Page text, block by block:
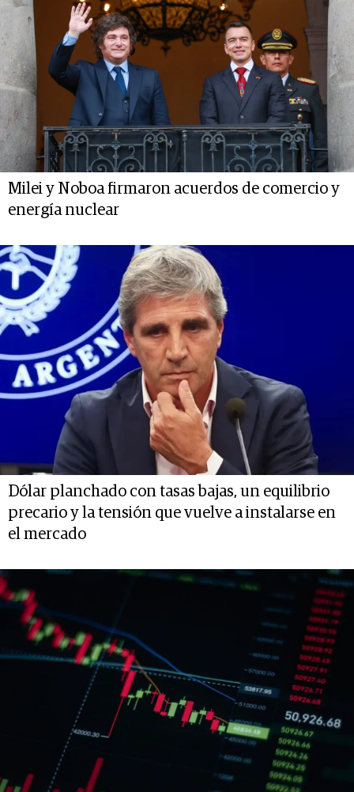
Milei y Noboa firmaron acuerdos de comercio y
energía nuclear
Dólar planchado con tasas bajas, un equilibrio
precario y la tensión que vuelve a instalarse en
el mercado